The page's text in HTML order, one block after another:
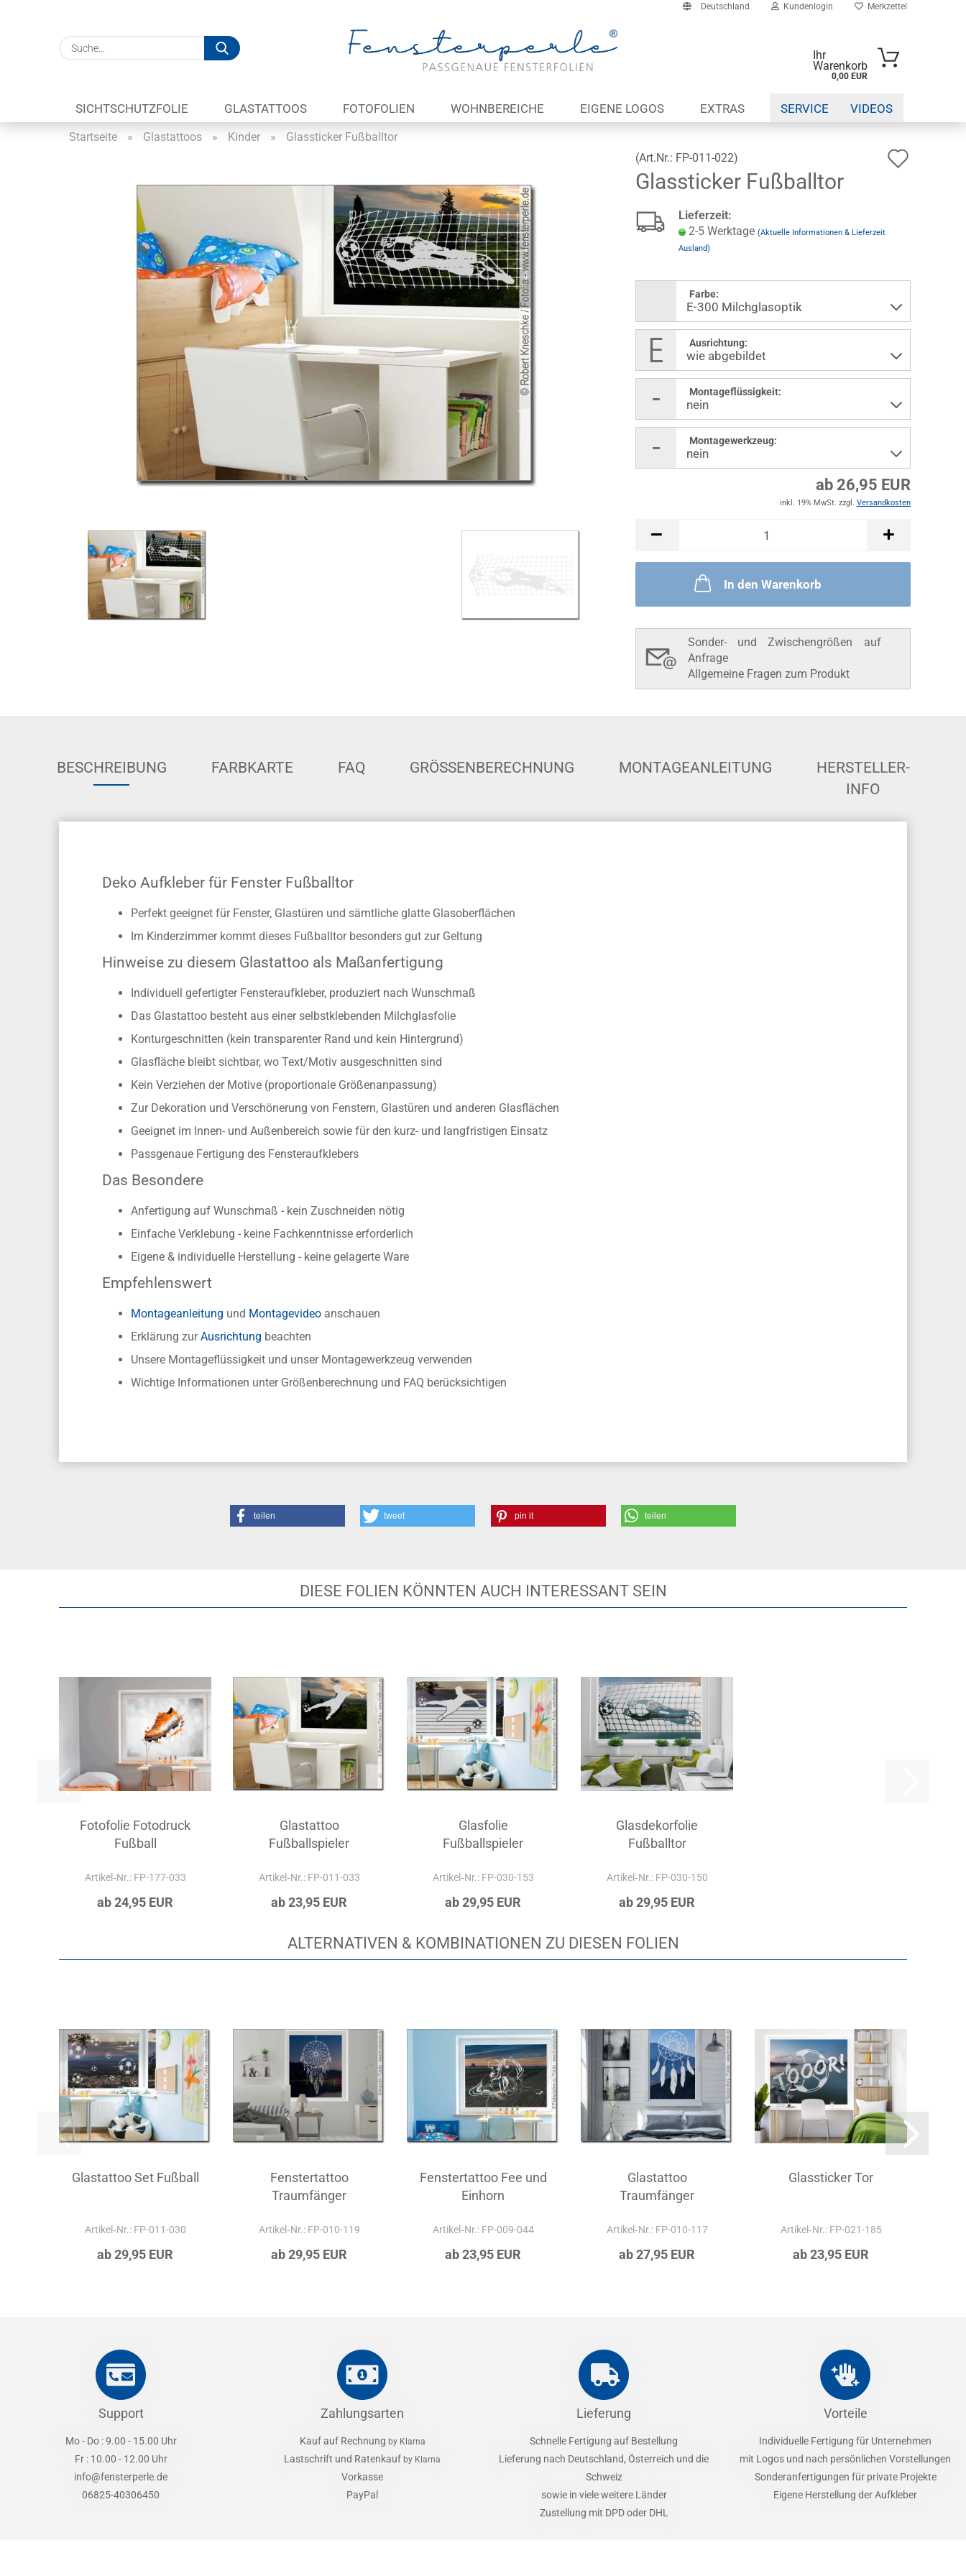
Deutschland
Lieferland
Kundenlogin
Passwort
Passwort vergessen?
Merkzettel
Suche...
Ihr
Warenkorb
0,00 EUR
SICHTSCHUTZFOLIE GLASTATTOOS FOTOFOLIEN WOHNBEREICHE EIGENE LOGOS EXTRAS SERVICE VIDEOS
Startseite » Glastattoos » Kinder »
Glassticker Fußballtor
(Art.Nr.: FP-011-022)
Glassticker Fußballtor
Lieferzeit:
2-5 Werktage (Aktuelle Informationen & Lieferzeit
Ausland)
Farbe:
Ausrichtung:
Montageflüssigkeit:
Montagewerkzeug:
ab 26,95 EUR
inkl. 19% MwSt. zzgl. Versandkosten
In den Warenkorb
Sonder- und Zwischengrößen auf
Anfrage
Allgemeine Fragen zum Produkt
BESCHREIBUNG FARBKARTE FAQ GRÖSSENBERECHNUNG MONTAGEANLEITUNG
HERSTELLER-
INFO
Deko Aufkleber für Fenster Fußballtor
Perfekt geeignet für Fenster, Glastüren und sämtliche glatte Glasoberflächen
Im Kinderzimmer kommt dieses Fußballtor besonders gut zur Geltung
Hinweise zu diesem Glastattoo als Maßanfertigung
Individuell gefertigter Fensteraufkleber, produziert nach Wunschmaß
Das Glastattoo besteht aus einer selbstklebenden Milchglasfolie
Konturgeschnitten (kein transparenter Rand und kein Hintergrund)
Glasfläche bleibt sichtbar, wo Text/Motiv ausgeschnitten sind
Kein Verziehen der Motive (proportionale Größenanpassung)
Zur Dekoration und Verschönerung von Fenstern, Glastüren und anderen Glasflächen
Geeignet im Innen- und Außenbereich sowie für den kurz- und langfristigen Einsatz
Passgenaue Fertigung des Fensteraufklebers
Das Besondere
Anfertigung auf Wunschmaß - kein Zuschneiden nötig
Einfache Verklebung - keine Fachkenntnisse erforderlich
Eigene & individuelle Herstellung - keine gelagerte Ware
Empfehlenswert
Montageanleitung und Montagevideo anschauen
Erklärung zurAusrichtung beachten
Unsere Montageflüssigkeit und unser Montagewerkzeug verwenden
Wichtige Informationen unter Größenberechnung und FAQ berücksichtigen
teilen tweet pin it teilen
DIESE FOLIEN KÖNNTEN AUCH INTERESSANT SEIN
Fotofolie Fotodruck
Fußball
Artikel‑Nr.: FP-177-033
ab 24,95 EUR
Glastattoo
Fußballspieler
Artikel‑Nr.: FP-011-033
ab 23,95 EUR
Glasfolie
Fußballspieler
Artikel‑Nr.: FP-030-153
ab 29,95 EUR
Glasdekorfolie
Fußballtor
Artikel‑Nr.: FP-030-150
ab 29,95 EUR
ALTERNATIVEN & KOMBINATIONEN ZU DIESEN FOLIEN
Glastattoo Set Fußball
Artikel‑Nr.: FP-011-030
ab 29,95 EUR
Fenstertattoo
Traumfänger
Artikel‑Nr.: FP-010-119
ab 29,95 EUR
Fenstertattoo Fee und
Einhorn
Artikel‑Nr.: FP-009-044
ab 23,95 EUR
Glastattoo
Traumfänger
Artikel‑Nr.: FP-010-117
ab 27,95 EUR
Glassticker Tor
Artikel‑Nr.: FP-021-185
ab 23,95 EUR
Support
Mo - Do : 9.00 - 15.00 Uhr
Fr : 10.00 - 12.00 Uhr
info@fensterperle.de
06825-40306450
Zahlungsarten
Kauf auf Rechnung by Klarna
Lastschrift und Ratenkauf by Klarna
Vorkasse
PayPal
Lieferung
Schnelle Fertigung auf Bestellung
Lieferung nach Deutschland, Österreich und die
Schweiz
sowie in viele weitere Länder
Zustellung mit DPD oder DHL
Vorteile
Individuelle Fertigung für Unternehmen
mit Logos und nach persönlichen Vorstellungen
Sonderanfertigungen für private Projekte
Eigene Herstellung der Aufkleber